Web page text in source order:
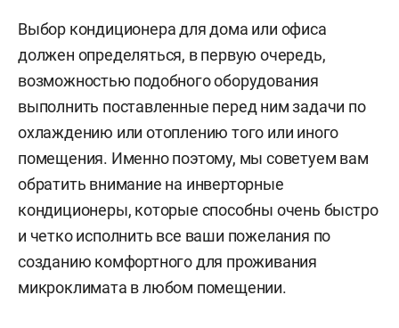
Выбор кондиционера для дома или офиса
должен определяться, в первую очередь,
возможностью подобного оборудования
выполнить поставленные перед ним задачи по
охлаждению или отоплению того или иного
помещения. Именно поэтому, мы советуем вам
обратить внимание на инверторные
кондиционеры, которые способны очень быстро
и четко исполнить все ваши пожелания по
созданию комфортного для проживания
микроклимата в любом помещении.